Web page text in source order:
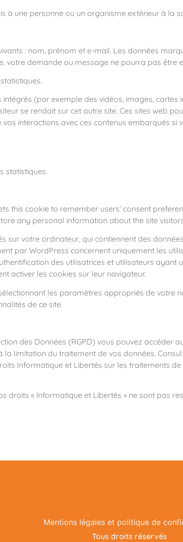
à une personne ou un organisme extérieur à la
: nom, prénom et e-mail. Les données
votre demande ou message ne pourra pas être
(par exemple des vidéos, images, cartes
se rendait sur cet autre site. Ces sites web
interactions avec ces contenus embarqués si
statistiques.
this cookie to remember users’ consent
any personal information about the site
sur votre ordinateur, qui contiennent des
par WordPress concernent uniquement les
des utilisatrices et utilisateurs ayant
activer les cookies sur leur navigateur.
les paramètres appropriés de votre
de ce site.
des Données (RGPD) vous pouvez accéder
limitation du traitement de vos données.
Informatique et Libertés sur les traitements
droits « Informatique et Libertés » ne sont pas
Mentions légales et politique de
Tous droits réservés